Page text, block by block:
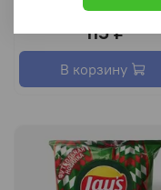
115 ₽
В корзину